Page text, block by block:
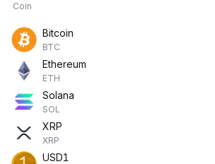
Coin
Bitcoin
BTC
Ethereum
ETH
Solana
SOL
XRP
XRP
USD1